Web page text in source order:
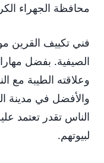
محافظة الجهراء
فني تكييف القرين
الصيفية. بفضل
وعلاقته الطيبة مع
والأفضل في مدينة
الناس تقدر تعتمد
لبيوتهم.